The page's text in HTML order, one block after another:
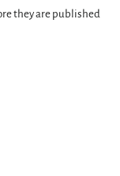
they are published